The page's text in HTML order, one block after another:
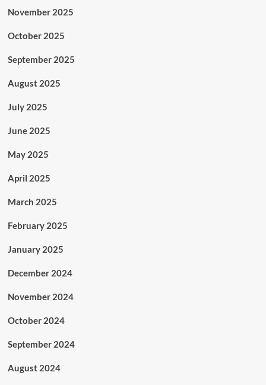
November 2025
October 2025
September 2025
August 2025
July 2025
June 2025
May 2025
April 2025
March 2025
February 2025
January 2025
December 2024
November 2024
October 2024
September 2024
August 2024